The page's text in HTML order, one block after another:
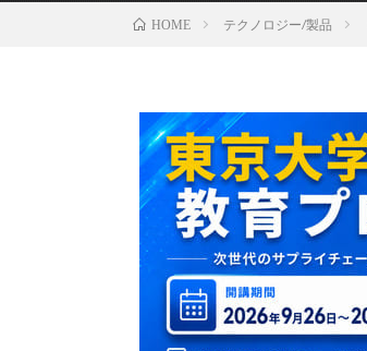
HOME テクノロジー/製品